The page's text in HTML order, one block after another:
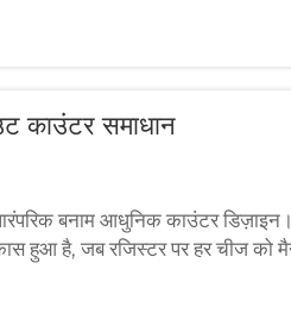
काउंटर समाधान
बनाम आधुनिक काउंटर
हुआ है, जब रजिस्टर पर हर चीज को